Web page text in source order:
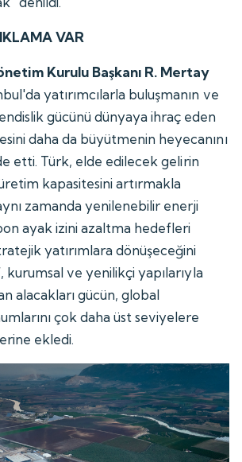
VAR
Kurulu Başkanı R. Mertay
yatırımcılarla buluşmanın ve
gücünü dünyaya ihraç eden
daha da büyütmenin heyecanını
etti. Türk, elde edilecek gelirin
kapasitesini artırmakla
zamanda yenilenebilir enerji
ayak izini azaltma hedefleri
yatırımlara dönüşeceğini
kurumsal ve yenilikçi yapılarıyla
alacakları gücün, global
çok daha üst seviyelere
ekledi.